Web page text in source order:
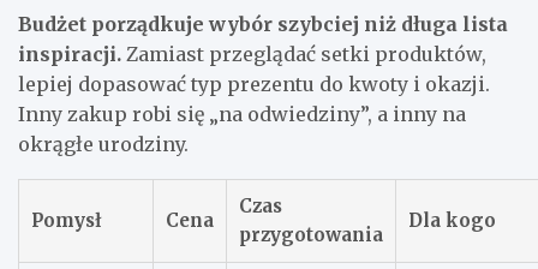
Budżet porządkuje wybór szybciej niż długa lista
inspiracji. Zamiast przeglądać setki produktów,
lepiej dopasować typ prezentu do kwoty i okazji.
Inny zakup robi się „na odwiedziny”, a inny na
okrągłe urodziny.
Pomysł Cena
Czas
przygotowania
Dla kogo